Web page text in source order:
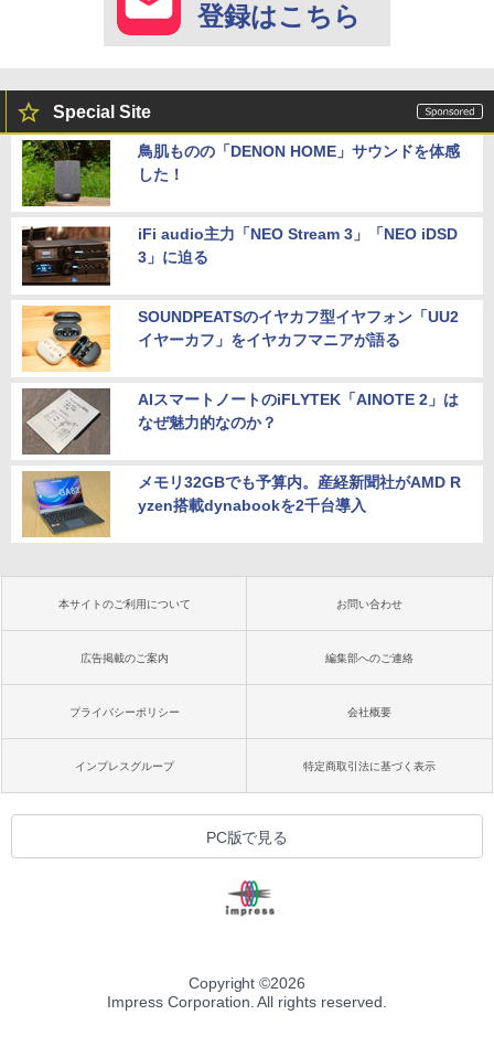
登録はこちら
Special Site
鳥肌ものの「DENON HOME」サウンドを体感
した！
iFi audio主力「NEO Stream 3」「NEO iDSD
3」に迫る
SOUNDPEATSのイヤカフ型イヤフォン「UU2
イヤーカフ」をイヤカフマニアが語る
AIスマートノートのiFLYTEK「AINOTE 2」は
なぜ魅力的なのか？
メモリ32GBでも予算内。産経新聞社がAMD R
yzen搭載dynabookを2千台導入
本サイトのご利用について お問い合わせ
広告掲載のご案内 編集部へのご連絡
プライバシーポリシー 会社概要
インプレスグループ 特定商取引法に基づく表示
PC版で見る
Copyright ©2026
Impress Corporation. All rights reserved.